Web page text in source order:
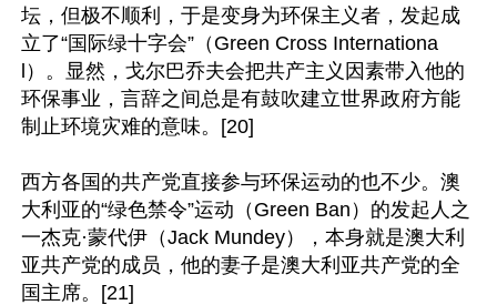
坛，但极不顺利，于是变身为环保主义者，发起成
立了“国际绿十字会”（Green Cross Internationa
l）。显然，戈尔巴乔夫会把共产主义因素带入他的
环保事业，言辞之间总是有鼓吹建立世界政府方能
制止环境灾难的意味。[20]
西方各国的共产党直接参与环保运动的也不少。澳
大利亚的“绿色禁令”运动（Green Ban）的发起人之
一杰克·蒙代伊（Jack Mundey），本身就是澳大利
亚共产党的成员，他的妻子是澳大利亚共产党的全
国主席。[21]